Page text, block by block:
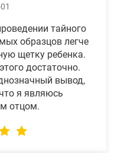
тайного
образцов легче
щетку ребенка.
достаточно.
вывод,
я являюсь
отцом.